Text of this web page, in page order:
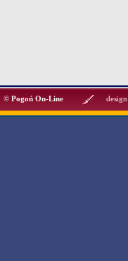
© Pogoń On-Line